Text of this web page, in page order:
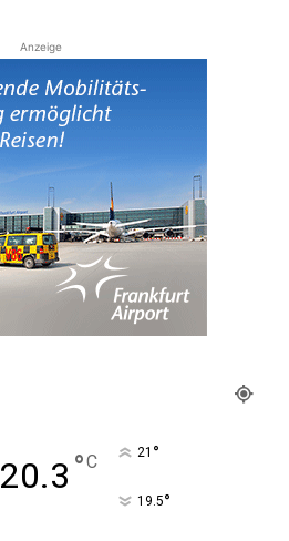
Anzeige
20.3 °C 21 °
19.5°